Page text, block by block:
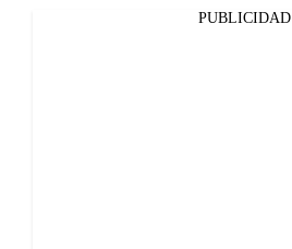
PUBLICIDAD